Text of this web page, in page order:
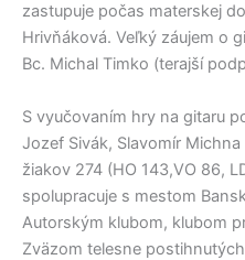
zastupuje počas materskej
Hrivňáková. Veľký záujem o
Bc. Michal Timko (terajší
S vyučovaním hry na gitaru
Jozef Sivák, Slavomír
žiakov 274 (HO 143,VO 86,
spolupracuje s mestom
Autorským klubom, klubom
Zväzom telesne